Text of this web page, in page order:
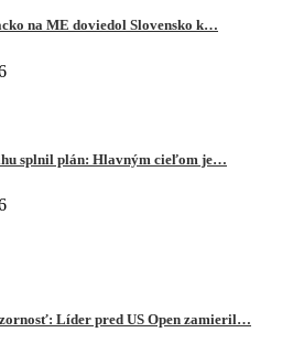
na ME doviedol Slovensko k…
splnil plán: Hlavným cieľom je…
Líder pred US Open zamieril…